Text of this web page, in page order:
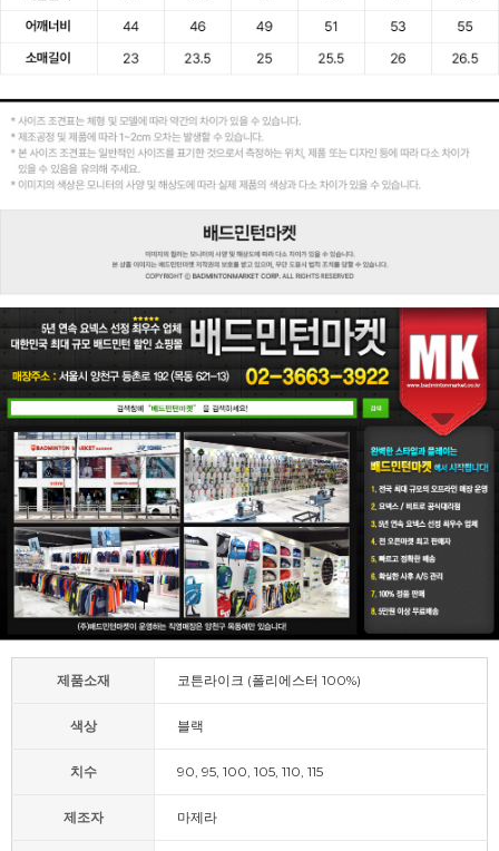
제품소재 코튼라이크 (폴리에스터 100%)
색상 블랙
치수 90, 95, 100, 105, 110, 115
제조자 마제라